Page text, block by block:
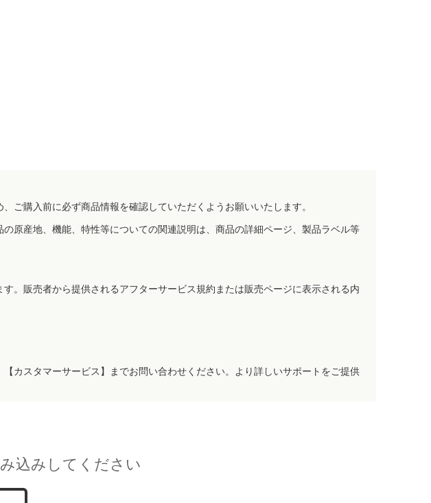
ご購入前に必ず商品情報を確認していただくようお願いいたします。
原産地、機能、特性等についての関連説明は、商品の詳細ページ、製品ラベル等
。販売者から提供されるアフターサービス規約または販売ページに表示される内
カスタマーサービス】までお問い合わせください。より詳しいサポートをご提供
込みしてください